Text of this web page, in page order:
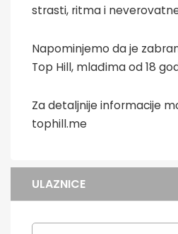
strasti, ritma i
Napominjemo da je
Top Hill, mlađima od 18
Za detaljnije informacije
tophill.me
ULAZNICE